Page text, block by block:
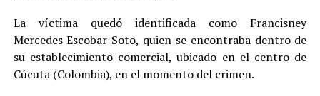
La víctima quedó identificada como Francisney
Mercedes Escobar Soto, quien se encontraba dentro de
su establecimiento comercial, ubicado en el centro de
Cúcuta (Colombia), en el momento del crimen.